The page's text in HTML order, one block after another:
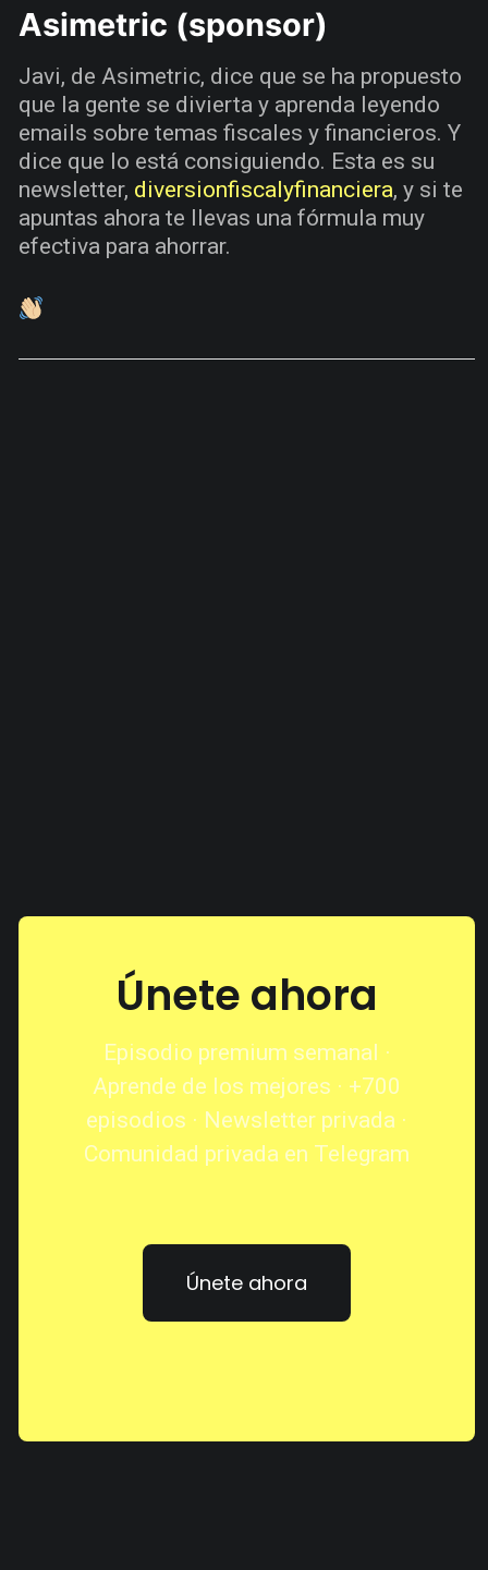
Asimetric (sponsor)
Javi, de Asimetric, dice que se ha propuesto
que la gente se divierta y aprenda leyendo
emails sobre temas fiscales y financieros. Y
dice que lo está consiguiendo. Esta es su
newsletter, diversionfiscalyfinanciera, y si te
apuntas ahora te llevas una fórmula muy
efectiva para ahorrar.
Únete ahora
Episodio premium semanal ·
Aprende de los mejores · +700
episodios · Newsletter privada ·
Comunidad privada en Telegram
Únete ahora